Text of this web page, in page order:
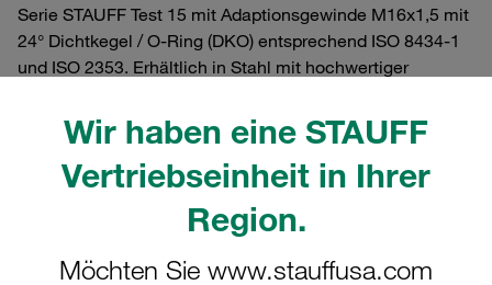
Wir haben eine STAUFF
Vertriebseinheit in Ihrer
Region.
Möchten Sie www.stauffusa.com
Serie STAUFF Test 15 mit Adaptionsgewinde M16x1,5 mit
24° Dichtkegel / O-Ring (DKO) entsprechend ISO 8434-1
und ISO 2353. Erhältlich in Stahl mit hochwertiger
Edelstahl V2A und V4A. Maximaler Betriebsdruck von 630
bar. Kuppeln unter Druck bis 630 bar. Selbstsichernde
Rändel-Schutzkappe aus Metall. Optional mit Sechskant-